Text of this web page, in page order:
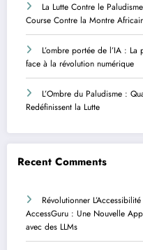
La Lutte Contre le
Course Contre la Montre
L’ombre portée de l’IA :
face à la révolution numérique
L’Ombre du Paludisme :
Redéfinissent la Lutte
Recent Comments
Révolutionner
AccessGuru : Une Nouvelle
avec des LLMs